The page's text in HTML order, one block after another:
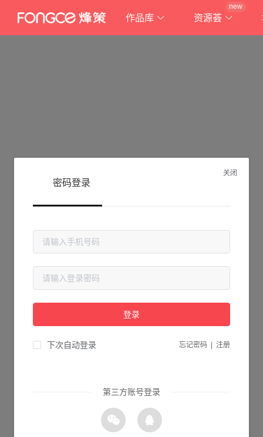
作品库 资源荟
new
抱歉!
请检查您输入的网址是否正确，或点击下面的按钮返回首页。
关闭
密码登录
登录
下次自动登录 忘记密码 注册
第三方账号登录